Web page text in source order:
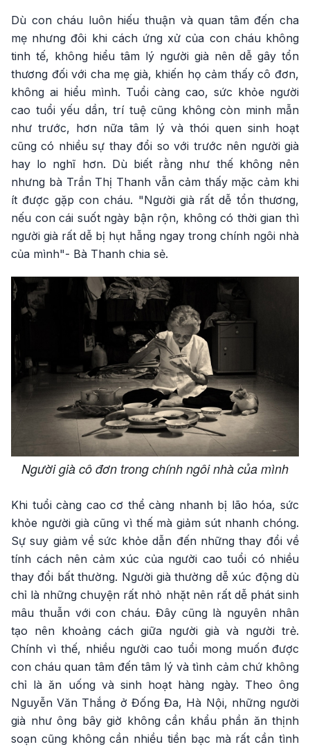
Dù con cháu luôn hiếu thuận và quan tâm đến cha
mẹ nhưng đôi khi cách ứng xử của con cháu không
tinh tế, không hiểu tâm lý người già nên dễ gây tổn
thương đối với cha mẹ già, khiến họ cảm thấy cô đơn,
không ai hiểu mình. Tuổi càng cao, sức khỏe người
cao tuổi yếu dần, trí tuệ cũng không còn minh mẫn
như trước, hơn nữa tâm lý và thói quen sinh hoạt
cũng có nhiều sự thay đổi so với trước nên người già
hay lo nghĩ hơn. Dù biết rằng như thế không nên
nhưng bà Trần Thị Thanh vẫn cảm thấy mặc cảm khi
ít được gặp con cháu. "Người già rất dễ tổn thương,
nếu con cái suốt ngày bận rộn, không có thời gian thì
người già rất dễ bị hụt hẫng ngay trong chính ngôi nhà
của mình"- Bà Thanh chia sẻ.
Người già cô đơn trong chính ngôi nhà của mình
Khi tuổi càng cao cơ thể càng nhanh bị lão hóa, sức
khỏe người già cũng vì thế mà giảm sút nhanh chóng.
Sự suy giảm về sức khỏe dẫn đến những thay đổi về
tính cách nên cảm xúc của người cao tuổi có nhiều
thay đổi bất thường. Người già thường dễ xúc động dù
chỉ là những chuyện rất nhỏ nhặt nên rất dễ phát sinh
mâu thuẫn với con cháu. Đây cũng là nguyên nhân
tạo nên khoảng cách giữa người già và người trẻ.
Chính vì thế, nhiều người cao tuổi mong muốn được
con cháu quan tâm đến tâm lý và tình cảm chứ không
chỉ là ăn uống và sinh hoạt hàng ngày. Theo ông
Nguyễn Văn Thắng ở Đống Đa, Hà Nội, những người
già như ông bây giờ không cần khẩu phần ăn thịnh
soạn cũng không cần nhiều tiền bạc mà rất cần tình